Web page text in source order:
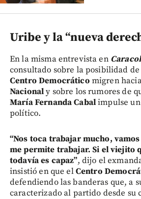
Uribe y la “nueva
En la misma entrevista en
consultado sobre la posibilidad
Centro Democrático migren
Nacionaly sobre los rumores de
María Fernanda Cabalimpulse
político.
“Nos toca trabajar mucho,
me permite trabajar. Si el viejito
todavía es capaz”, dijo el
insistió en que elCentro
defendiendo las banderas que, a
caracterizado al partido desde su